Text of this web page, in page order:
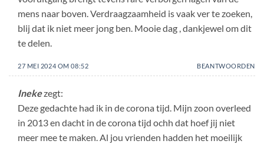
mens naar boven. Verdraagzaamheid is vaak ver te zoeken,
blij dat ik niet meer jong ben. Mooie dag , dankjewel om dit
te delen.
27 MEI 2024 OM 08:52 BEANTWOORDEN
Inekezegt:
Deze gedachte had ik in de corona tijd. Mijn zoon overleed
in 2013 en dacht in de corona tijd ochh dat hoef jij niet
meer mee te maken. Al jou vrienden hadden het moeilijk